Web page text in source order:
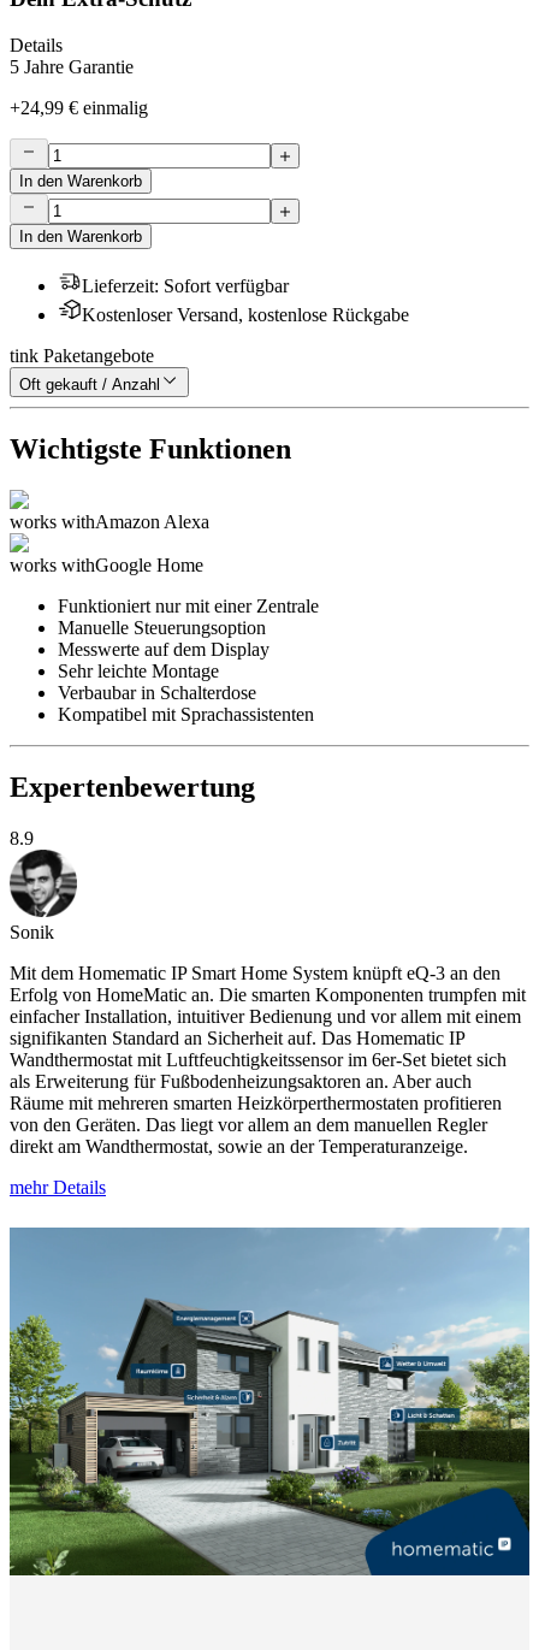
Details
5 Jahre Garantie
+24,99 € einmalig
In den Warenkorb
In den Warenkorb
Lieferzeit: Sofort verfügbar
Kostenloser Versand, kostenlose Rückgabe
tink Paketangebote
Oft gekauft / Anzahl
Wichtigste Funktionen
works withAmazon Alexa
works withGoogle Home
Funktioniert nur mit einer Zentrale
Manuelle Steuerungsoption
Messwerte auf dem Display
Sehr leichte Montage
Verbaubar in Schalterdose
Kompatibel mit Sprachassistenten
Expertenbewertung
8.9
Sonik
Mit dem Homematic IP Smart Home System knüpft eQ-3 an den
Erfolg von HomeMatic an. Die smarten Komponenten trumpfen mit
einfacher Installation, intuitiver Bedienung und vor allem mit einem
signifikanten Standard an Sicherheit auf. Das Homematic IP
Wandthermostat mit Luftfeuchtigkeitssensor im 6er-Set bietet sich
als Erweiterung für Fußbodenheizungsaktoren an. Aber auch
Räume mit mehreren smarten Heizkörperthermostaten profitieren
von den Geräten. Das liegt vor allem an dem manuellen Regler
direkt am Wandthermostat, sowie an der Temperaturanzeige.
mehr Details